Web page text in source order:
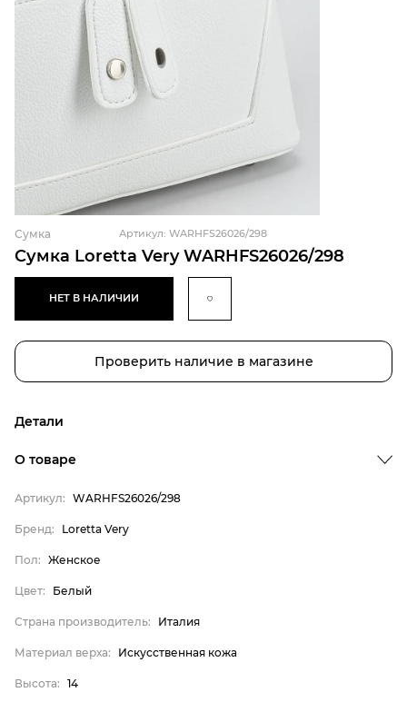
Сумка Loretta Very WARHFS26026/298
Сумка Артикул: WARHFS26026/298
НЕТ В НАЛИЧИИ
Проверить наличие в магазине
Детали
Бренд
Пол
Цвет
Страна производитель
О товаре
Артикул: WARHFS26026/298
Бренд: Loretta Very
Пол: Женское
Цвет: Белый
Страна производитель: Италия
Материал верха: Искусственная кожа
Высота: 14